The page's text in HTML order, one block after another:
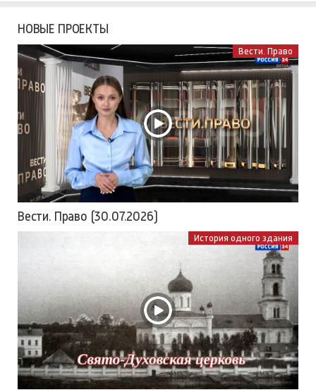
НОВЫЕ ПРОЕКТЫ
Вести. Право
Вести. Право (30.07.2026)
История одного здания